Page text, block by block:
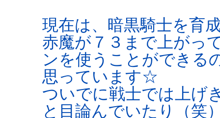
現在は、暗黒騎士を育
赤魔が７３まで上がっ
ンを使うことができる
思っています☆
ついでに戦士では上げ
と目論んでいたり（笑